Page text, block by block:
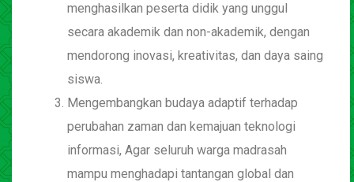
menghasilkan peserta didik yang unggul
secara akademik dan non-akademik, dengan
mendorong inovasi, kreativitas, dan daya saing
siswa.
Mengembangkan budaya adaptif terhadap
perubahan zaman dan kemajuan teknologi
informasi, Agar seluruh warga madrasah
mampu menghadapi tantangan global dan